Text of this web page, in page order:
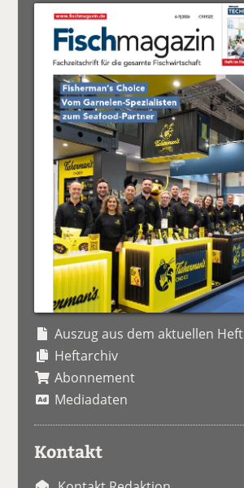
Auszug aus dem aktuellen Heft
Heftarchiv
Abonnement
Mediadaten
Kontakt